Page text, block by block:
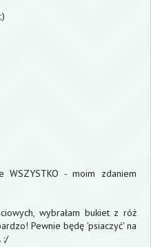
WSZYSTKO - moim zdaniem
wybrałam bukiet z róż
Pewnie będę 'psiaczyć' na
:/